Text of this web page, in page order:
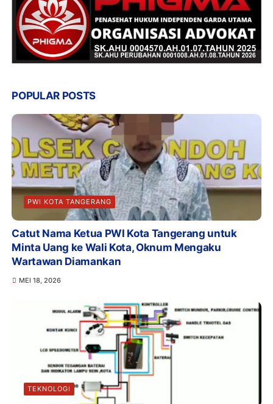
POPULAR POSTS
PWI KOTA TANGERANG
Catut Nama Ketua PWI Kota Tangerang untuk
Minta Uang ke Wali Kota, Oknum Mengaku
Wartawan Diamankan
MEI 18, 2026
TEKNOLOGI